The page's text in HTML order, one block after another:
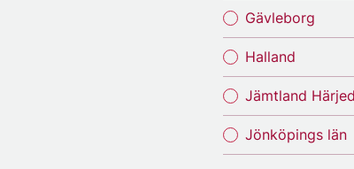
Gävleborg
Halland
Jämtland
Jönköpings län